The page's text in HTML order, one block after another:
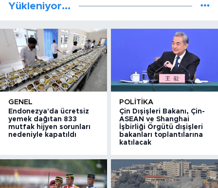
Yükleniyor...
GENEL
Endonezya'da ücretsiz
yemek dağıtan 833
mutfak hijyen sorunları
nedeniyle kapatıldı
POLITIKA
Çin Dışişleri Bakanı, Çin-
ASEAN ve Shanghai
İşbirliği Örgütü dışişleri
bakanları toplantılarına
katılacak